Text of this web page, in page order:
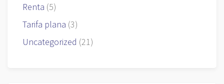
Renta (5)
Tarifa plana (3)
Uncategorized (21)